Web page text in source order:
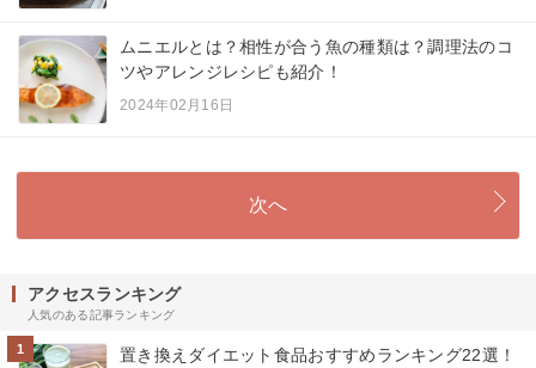
ムニエルとは？相性が合う魚の種類は？調理法のコ
ツやアレンジレシピも紹介！
2024年02月16日
次へ
アクセスランキング
人気のある記事ランキング
1 置き換えダイエット食品おすすめランキング22選！